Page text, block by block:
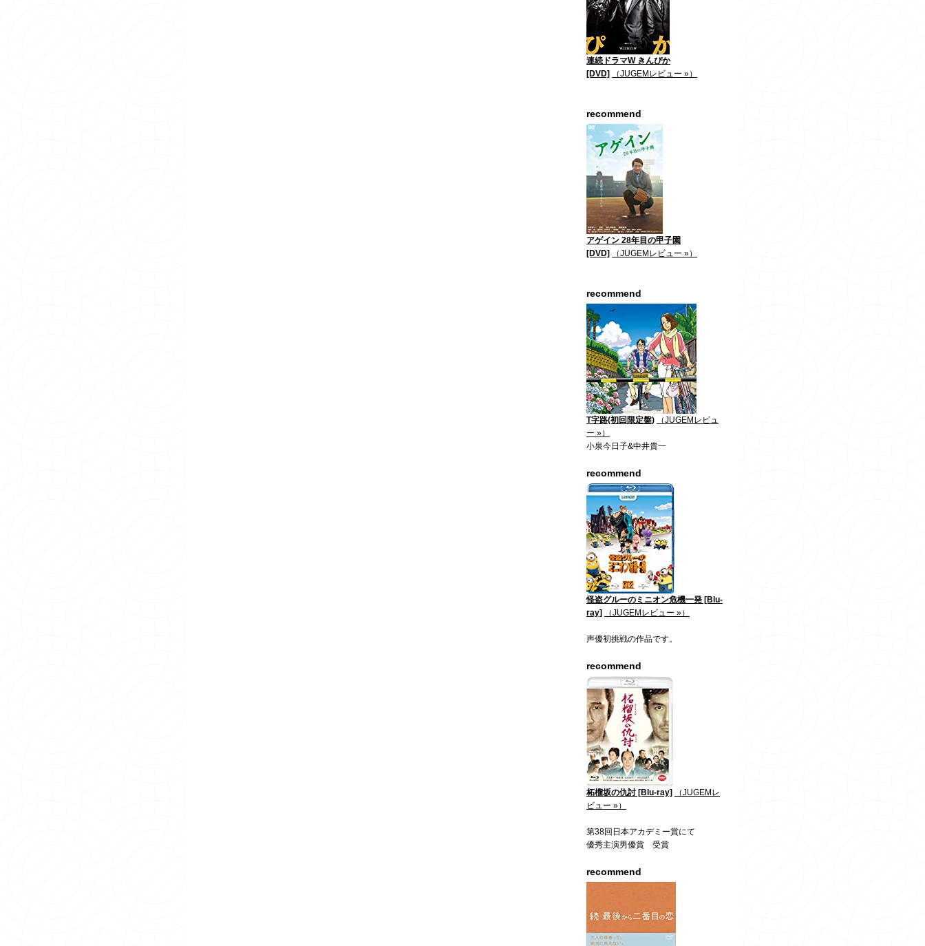
連続ドラマW きんぴか
[DVD]
（JUGEMレビュー »）
recommend
アゲイン 28年目の甲子園
[DVD]
（JUGEMレビュー »）
recommend
T字路(初回限定盤)
（JUGEMレビュ
ー »）
小泉今日子&中井貴一
recommend
怪盗グルーのミニオン危機一発 [Blu-
ray]
（JUGEMレビュー »）
声優初挑戦の作品です。
recommend
柘榴坂の仇討 [Blu-ray]
（JUGEMレ
ビュー »）
第38回日本アカデミー賞にて
優秀主演男優賞 受賞
recommend